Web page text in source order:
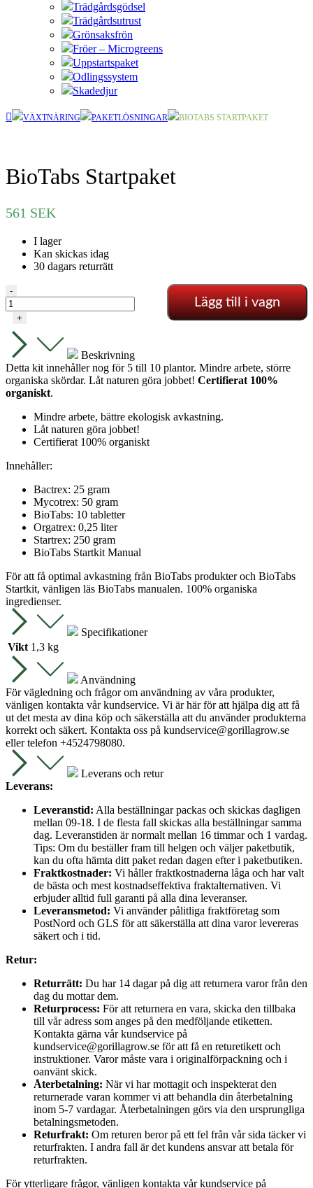
Trädgårdsgödsel
Trädgårdsutrust
Grönsaksfrön
Fröer – Microgreens
Uppstartspaket
Odlingssystem
Skadedjur
VÄXTNÄRING PAKETLÖSNINGAR BIOTABS STARTPAKET
BioTabs Startpaket
561 SEK
I lager
Kan skickas idag
30 dagars returrätt
BioTabs
Startpaket
mängd
-
+
Lägg till i vagn
Beskrivning
Detta kit innehåller nog för 5 till 10 plantor. Mindre arbete, större
organiska skördar. Låt naturen göra jobbet! Certifierat 100%
organiskt.
Mindre arbete, bättre ekologisk avkastning.
Låt naturen göra jobbet!
Certifierat 100% organiskt
Innehåller:
Bactrex: 25 gram
Mycotrex: 50 gram
BioTabs: 10 tabletter
Orgatrex: 0,25 liter
Startrex: 250 gram
BioTabs Startkit Manual
För att få optimal avkastning från BioTabs produkter och BioTabs
Startkit, vänligen läs BioTabs manualen. 100% organiska
ingredienser.
Specifikationer
Vikt 1,3 kg
Användning
För vägledning och frågor om användning av våra produkter,
vänligen kontakta vår kundservice. Vi är här för att hjälpa dig att få
ut det mesta av dina köp och säkerställa att du använder produkterna
korrekt och säkert. Kontakta oss på kundservice@gorillagrow.se
eller telefon +4524798080.
Leverans och retur
Leverans:
Leveranstid: Alla beställningar packas och skickas dagligen
mellan 09-18. I de flesta fall skickas alla beställningar samma
dag. Leveranstiden är normalt mellan 16 timmar och 1 vardag.
Tips: Om du beställer fram till helgen och väljer paketbutik,
kan du ofta hämta ditt paket redan dagen efter i paketbutiken.
Fraktkostnader: Vi håller fraktkostnaderna låga och har valt
de bästa och mest kostnadseffektiva fraktalternativen. Vi
erbjuder alltid full garanti på alla dina leveranser.
Leveransmetod: Vi använder pålitliga fraktföretag som
PostNord och GLS för att säkerställa att dina varor levereras
säkert och i tid.
Retur:
Returrätt: Du har 14 dagar på dig att returnera varor från den
dag du mottar dem.
Returprocess: För att returnera en vara, skicka den tillbaka
till vår adress som anges på den medföljande etiketten.
Kontakta gärna vår kundservice på
kundservice@gorillagrow.se för att få en returetikett och
instruktioner. Varor måste vara i originalförpackning och i
oanvänt skick.
Återbetalning: När vi har mottagit och inspekterat den
returnerade varan kommer vi att behandla din återbetalning
inom 5-7 vardagar. Återbetalningen görs via den ursprungliga
betalningsmetoden.
Returfrakt: Om returen beror på ett fel från vår sida täcker vi
returfrakten. I andra fall är det kundens ansvar att betala för
returfrakten.
För ytterligare frågor, vänligen kontakta vår kundservice på